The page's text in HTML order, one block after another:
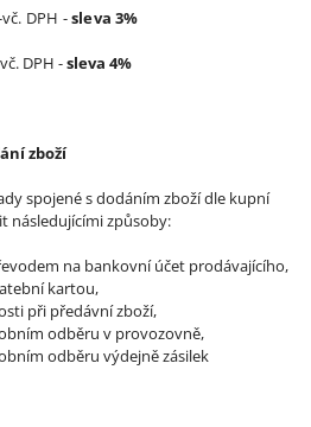
DPH -sleva 3%
DPH -sleva 4%
zboží
spojené s dodáním zboží dle kupní
následujícími způsoby:
na bankovní účet prodávajícího,
kartou,
při předávní zboží,
odběru v provozovně,
odběru výdejně zásilek